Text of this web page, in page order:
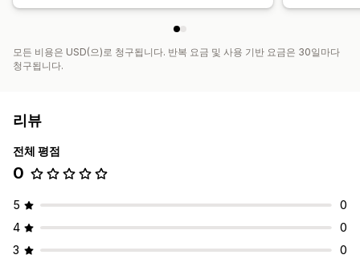
모든 비용은 USD(으)로 청구됩니다. 반복 요금 및 사용 기반 요금은 30일마다
청구됩니다.
리뷰
전체 평점
0
5
0
4
0
3
0